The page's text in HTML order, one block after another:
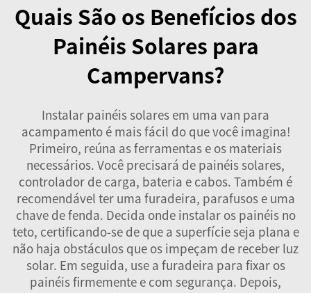
Quais São os Benefícios dos
Painéis Solares para
Campervans?
Instalar painéis solares em uma van para
acampamento é mais fácil do que você imagina!
Primeiro, reúna as ferramentas e os materiais
necessários. Você precisará de painéis solares,
controlador de carga, bateria e cabos. Também é
recomendável ter uma furadeira, parafusos e uma
chave de fenda. Decida onde instalar os painéis no
teto, certificando-se de que a superfície seja plana e
não haja obstáculos que os impeçam de receber luz
solar. Em seguida, use a furadeira para fixar os
painéis firmemente e com segurança. Depois,